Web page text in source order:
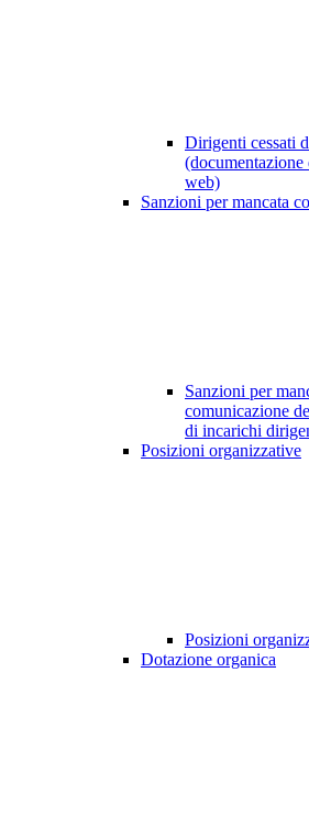
Dirigenti cessati
web)
Sanzioni per mancata
Sanzioni per
comunicazione
di incarichi
Posizioni organizzative
Posizioni
Dotazione organica